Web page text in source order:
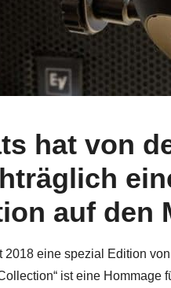
hat von
auf den
2018 eine spezial Edition
ist eine Hommage